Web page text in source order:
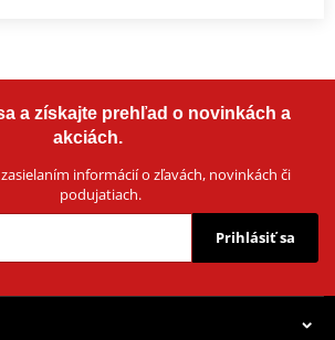
a získajte prehľad o novinkách a
akciách.
informácií o zľavách, novinkách či
podujatiach.
Prihlásiť sa